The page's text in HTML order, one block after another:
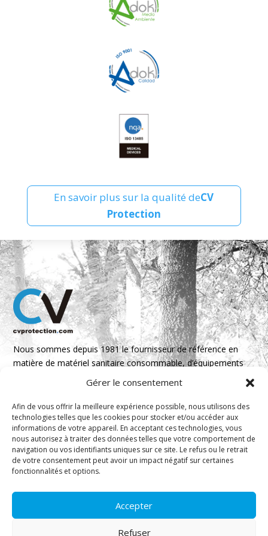
Gérer le consentement
Afin de vous offrir la meilleure expérience possible, nous utilisons des
technologies telles que les cookies pour stocker et/ou accéder aux
informations de votre appareil. En acceptant ces technologies, vous
nous autorisez à traiter des données telles que votre comportement de
navigation ou vos identifiants uniques sur ce site. Le refus ou le retrait
de votre consentement peut avoir un impact négatif sur certaines
fonctionnalités et options.
Accepter
Refuser
En savoir plus sur la qualité deCV
Protection
Nous sommes depuis 1981 le fournisseur de référence en
matière de matériel sanitaire consommable, d’équipements
de protection individuelle et d’hygiène industrielle./p>
Parque Empresarial Boroa- Parcela 2A 1B
48340 Amorebieta, Bizkaia, Spain
 N 43º 14’ 10’’ W 2º 45’ 18’’
 info@cvprotection.com
(+34) 944 52 01 15